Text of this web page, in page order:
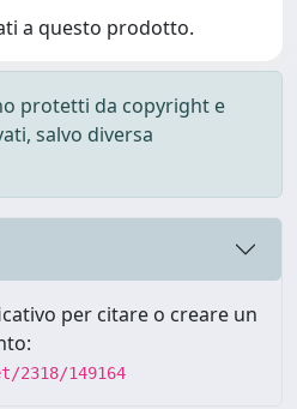
a questo prodotto.
protetti da copyright e
salvo diversa
per citare o creare un
149164